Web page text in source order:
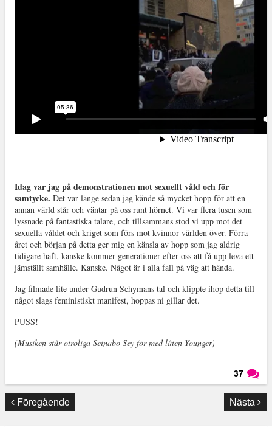
Idag var jag på demonstrationen mot sexuellt våld och för
samtycke. Det var länge sedan jag kände så mycket hopp för att en
annan värld står och väntar på oss runt hörnet. Vi var flera tusen som
lyssnade på fantastiska talare, och tillsammans stod vi upp mot det
sexuella våldet och kriget som förs mot kvinnor världen över. Förra
året och början på detta ger mig en känsla av hopp som jag aldrig
tidigare haft, kanske kommer generationer efter oss att få upp leva ett
jämställt samhälle. Kanske. Något är i alla fall på väg att hända.
Jag filmade lite under Gudrun Schymans tal och klippte ihop detta till
något slags feministiskt manifest, hoppas ni gillar det.
PUSS!
(Musiken står otroliga Seinabo Sey för med låten Younger)
37
Läs kommentarer (37)
Föregående Nästa